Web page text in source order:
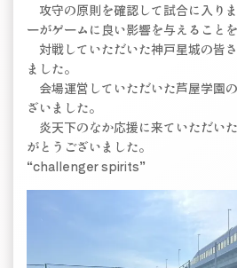
攻守の原則を確認して試合に入り
ーがゲームに良い影響を与えること
対戦していただいた神戸星城の皆
ました。
会場運営していただいた芦屋学園
ざいました。
炎天下のなか応援に来ていただい
がとうございました。
“challenger spirits”